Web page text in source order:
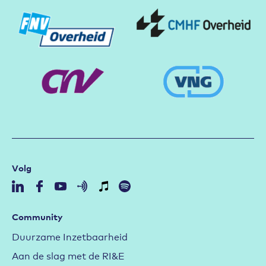
Volg
Community
Duurzame Inzetbaarheid
Aan de slag met de RI&E